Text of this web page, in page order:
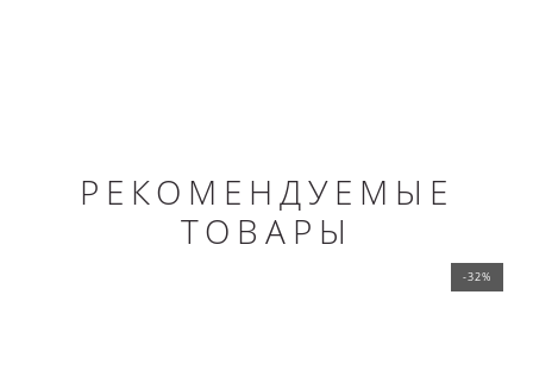
РЕКОМЕНДУЕМЫЕ
ТОВАРЫ
-32%